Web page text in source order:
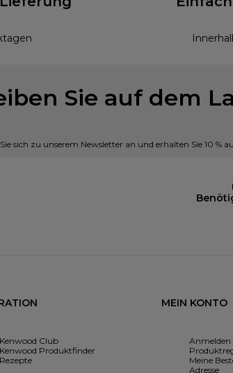
Sie auf dem
sich zu unserem Newsletter an und erhalten Sie 10 %
Kenwood Club
Kenwood Produktfinder
Rezepte
MEIN KONTO
Anmelden
Meine
Adresse